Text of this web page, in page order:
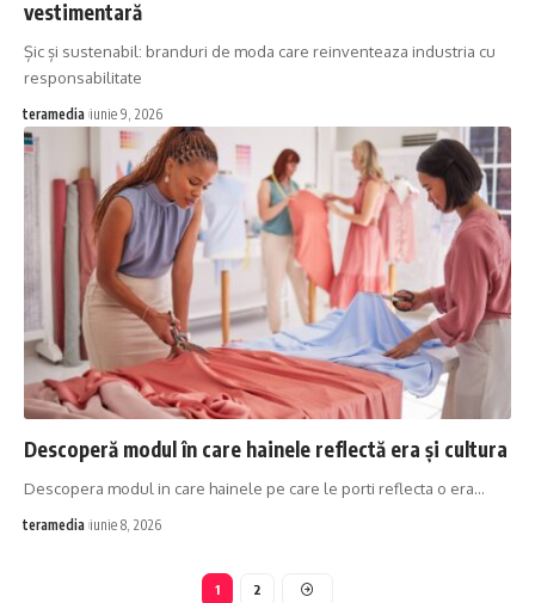
vestimentară
Șic și sustenabil: branduri de moda care reinventeaza industria cu
responsabilitate
teramedia iunie 9, 2026
Descoperă modul în care hainele reflectă era și cultura
Descopera modul in care hainele pe care le porti reflecta o era…
teramedia iunie 8, 2026
1 2